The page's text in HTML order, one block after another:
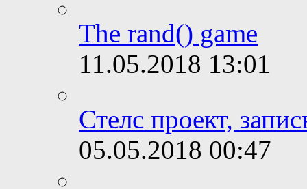
The rand() game
11.05.2018 13:01
Стелс проект,
05.05.2018 00:47